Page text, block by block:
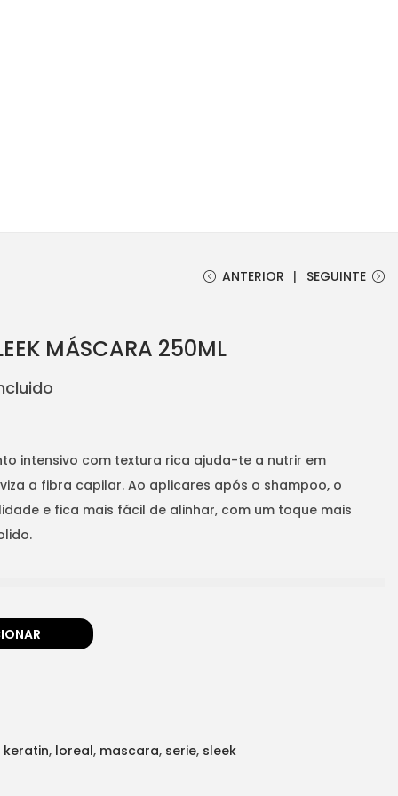
ANTERIOR SEGUINTE
MÁSCARA 250ML
intensivo com textura rica ajuda-te a nutrir em
a fibra capilar. Ao aplicares após o shampoo, o
e fica mais fácil de alinhar, com um toque mais
keratin, loreal, mascara, serie, sleek